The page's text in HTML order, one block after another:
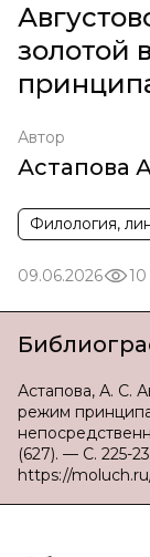
золотой
Автор
Астапова
Филология,
09.06.2026 10
Астапова, А. С.
режим
(627). — С. 225-
https://